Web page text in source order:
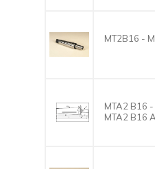
MT2B16 -
MTA2 B16
MTA2 B16